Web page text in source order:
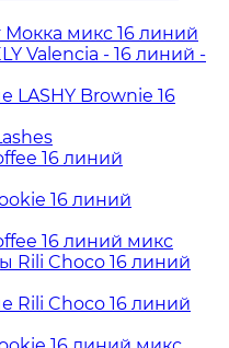
микс 16 линий
Valencia - 16 линий -
Brownie 16
16 линий
16 линий
16 линий микс
Rili Choco 16 линий
Rili Choco 16 линий